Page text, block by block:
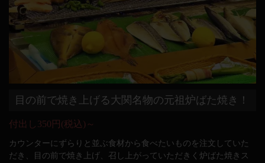
目の前で焼き上げる大関名物の元祖炉ばた焼き！
付出し350円(税込)～
カウンターにずらりと並ぶ食材から食べたいものを注文していた
だき、目の前で焼き上げ、召し上がっていただきく炉ばた焼きス